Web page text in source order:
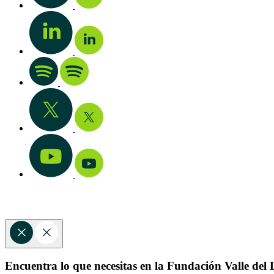
Encuentra lo que necesitas en la Fundación Valle del